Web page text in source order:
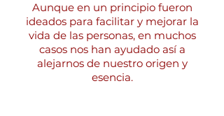
Aunque en un principio fueron
ideados para facilitar y mejorar la
vida de las personas, en muchos
casos nos han ayudado así a
alejarnos de nuestro origen y
esencia.